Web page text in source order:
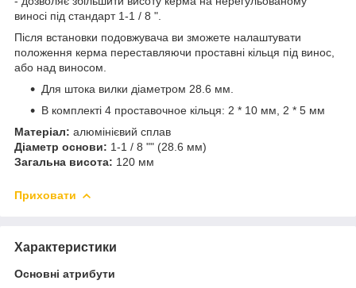
виносі під стандарт 1-1 / 8 ".
Після встановки подовжувача ви зможете налаштувати
положення керма переставляючи проставні кільця під винос,
або над виносом.
Для штока вилки діаметром 28.6 мм.
В комплекті 4 проставочное кільця: 2 * 10 мм, 2 * 5 мм
Матеріал: алюмінієвий сплав
Діаметр основи: 1-1 / 8 "" (28.6 мм)
Загальна висота: 120 мм
Приховати
Характеристики
Основні атрибути